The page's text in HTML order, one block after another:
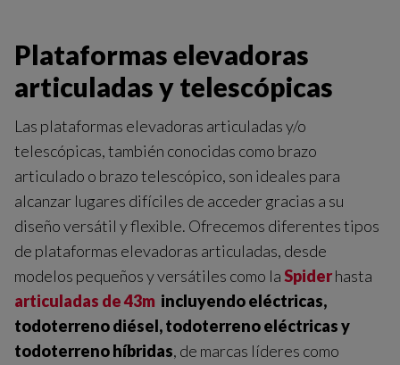
Plataformas elevadoras
articuladas y telescópicas
Las plataformas elevadoras articuladas y/o
telescópicas, también conocidas como brazo
articulado o brazo telescópico, son ideales para
alcanzar lugares difíciles de acceder gracias a su
diseño versátil y flexible. Ofrecemos diferentes tipos
de plataformas elevadoras articuladas, desde
modelos pequeños y versátiles como laSpiderhasta
articuladas de 43m incluyendo eléctricas,
todoterreno diésel, todoterreno eléctricas y
todoterreno híbridas, de marcas líderes como